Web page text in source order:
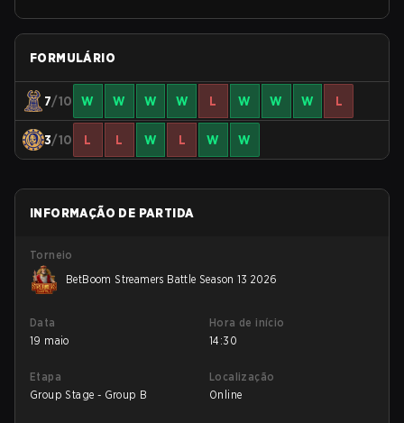
FORMULÁRIO
7/10 W W W W L W W W L
3/10 L L W L W W
INFORMAÇÃO DE PARTIDA
Torneio
BetBoom Streamers Battle Season 13 2026
Data
19 maio
Hora de início
14:30
Etapa
Group Stage - Group B
Localização
Online